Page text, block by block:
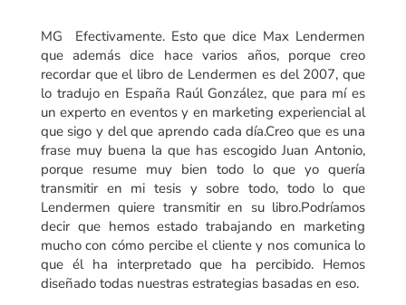
MG Efectivamente. Esto que dice Max Lendermen
que además dice hace varios años, porque creo
recordar que el libro de Lendermen es del 2007, que
lo tradujo en España Raúl González, que para mí es
un experto en eventos y en marketing experiencial al
que sigo y del que aprendo cada día.Creo que es una
frase muy buena la que has escogido Juan Antonio,
porque resume muy bien todo lo que yo quería
transmitir en mi tesis y sobre todo, todo lo que
Lendermen quiere transmitir en su libro.Podríamos
decir que hemos estado trabajando en marketing
mucho con cómo percibe el cliente y nos comunica lo
que él ha interpretado que ha percibido. Hemos
diseñado todas nuestras estrategias basadas en eso.